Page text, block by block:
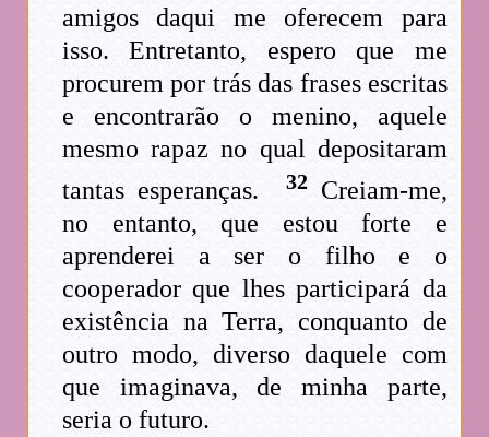
amigos daqui me oferecem para
isso. Entretanto, espero que me
procurem por trás das frases escritas
e encontrarão o menino, aquele
mesmo rapaz no qual depositaram
tantas esperanças.
32Creiam-me,
no entanto, que estou forte e
aprenderei a ser o filho e o
cooperador que lhes participará da
existência na Terra, conquanto de
outro modo, diverso daquele com
que imaginava, de minha parte,
seria o futuro.